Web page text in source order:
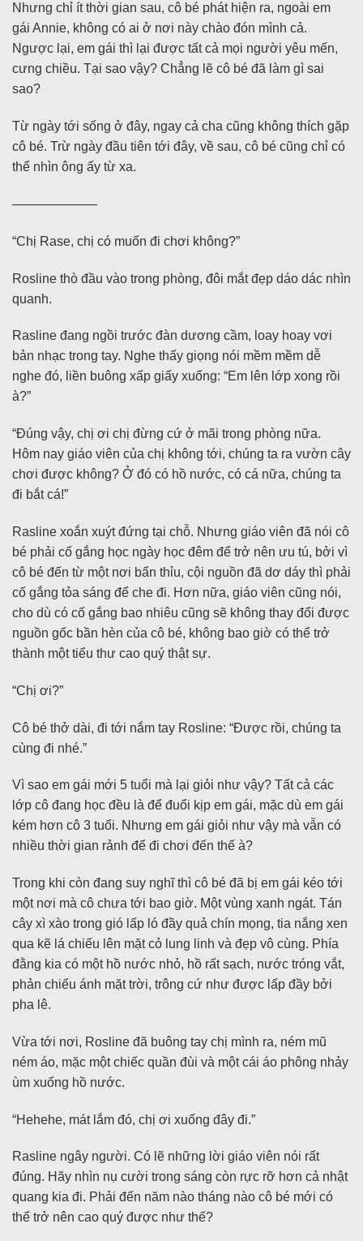
Nhưng chỉ ít thời gian sau, cô bé phát hiện ra, ngoài em
gái Annie, không có ai ở nơi này chào đón mình cả.
Ngược lại, em gái thì lại được tất cả mọi người yêu mến,
cưng chiều. Tại sao vậy? Chẳng lẽ cô bé đã làm gì sai
sao?
Từ ngày tới sống ở đây, ngay cả cha cũng không thích gặp
cô bé. Trừ ngày đầu tiên tới đây, về sau, cô bé cũng chỉ có
thể nhìn ông ấy từ xa.
——————–
“Chị Rase, chị có muốn đi chơi không?”
Rosline thò đầu vào trong phòng, đôi mắt đẹp dáo dác nhìn
quanh.
Rasline đang ngồi trước đàn dương cầm, loay hoay vơi
bản nhạc trong tay. Nghe thấy giọng nói mềm mềm dễ
nghe đó, liền buông xấp giấy xuống: “Em lên lớp xong rồi
à?”
“Đúng vậy, chị ơi chị đừng cứ ở mãi trong phòng nữa.
Hôm nay giáo viên của chị không tới, chúng ta ra vườn cây
chơi được không? Ở đó có hồ nước, có cá nữa, chúng ta
đi bắt cá!”
Rasline xoắn xuýt đứng tại chỗ. Nhưng giáo viên đã nói cô
bé phải cố gắng học ngày học đêm để trở nên ưu tú, bởi vì
cô bé đến từ một nơi bẩn thỉu, cội nguồn đã dơ dáy thì phải
cố gắng tỏa sáng để che đi. Hơn nữa, giáo viên cũng nói,
cho dù có cố gắng bao nhiêu cũng sẽ không thay đổi được
nguồn gốc bần hèn của cô bé, không bao giờ có thể trở
thành một tiểu thư cao quý thật sự.
“Chị ơi?”
Cô bé thở dài, đi tới nắm tay Rosline: “Được rồi, chúng ta
cùng đi nhé.”
Vì sao em gái mới 5 tuổi mà lại giỏi như vậy? Tất cả các
lớp cô đang học đều là để đuổi kịp em gái, mặc dù em gái
kém hơn cô 3 tuổi. Nhưng em gái giỏi như vậy mà vẫn có
nhiều thời gian rảnh để đi chơi đến thế à?
Trong khi còn đang suy nghĩ thì cô bé đã bị em gái kéo tới
một nơi mà cô chưa tới bao giờ. Một vùng xanh ngát. Tán
cây xì xào trong gió lấp ló đầy quả chín mọng, tia nắng xen
qua kẽ lá chiếu lên mặt cỏ lung linh và đẹp vô cùng. Phía
đằng kia có một hồ nước nhỏ, hồ rất sạch, nước tróng vắt,
phản chiếu ánh mặt trời, trông cứ như được lấp đầy bởi
pha lê.
Vừa tới nơi, Rosline đã buông tay chị mình ra, ném mũ
ném áo, mặc một chiếc quần đùi và một cái áo phông nhảy
ùm xuống hồ nước.
“Hehehe, mát lắm đó, chị ơi xuống đây đi.”
Rasline ngây người. Có lẽ những lời giáo viên nói rất
đúng. Hãy nhìn nụ cười trong sáng còn rực rỡ hơn cả nhật
quang kia đi. Phải đến năm nào tháng nào cô bé mới có
thể trở nên cao quý được như thế?